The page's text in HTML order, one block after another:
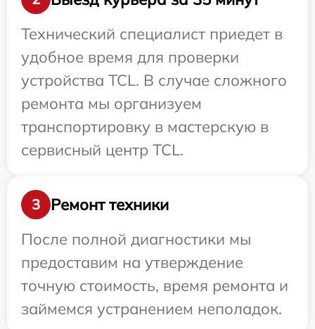
Технический специалист приедет в
удобное время для проверки
устройства TCL. В случае сложного
ремонта мы организуем
транспортировку в мастерскую в
сервисный центр TCL.
3
Ремонт техники
После полной диагностики мы
предоставим на утверждение
точную стоимость, время ремонта и
займемся устранением неполадок.